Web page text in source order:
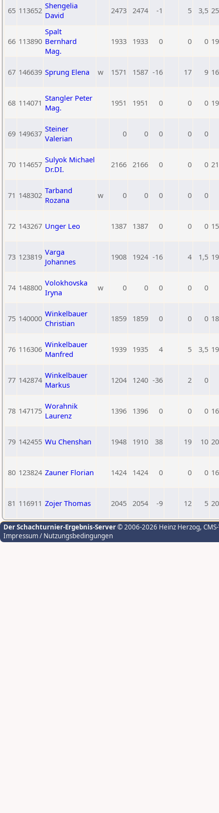
65 113652 Shengelia
David
2473 2474 -1 5 3,5
66 113890
Spalt
Bernhard
Mag.
1933 1933 0 0 0
67 146639 Sprung Elena w 1571 1587 -16 17 9
68 114071 Stangler Peter
Mag.
1951 1951 0 0 0
69 149637 Steiner
Valerian
0 0 0 0 0
70 114657 Sulyok Michael
Dr.DI.
2166 2166 0 0 0
71 148302 Tarband
Rozana
w 0 0 0 0 0
72 143267 Unger Leo 1387 1387 0 0 0
73 123819 Varga
Johannes
1908 1924 -16 4 1,5
74 148800 Volokhovska
Iryna
w 0 0 0 0 0
75 140000 Winkelbauer
Christian
1859 1859 0 0 0
76 116306 Winkelbauer
Manfred
1939 1935 4 5 3,5
77 142874 Winkelbauer
Markus
1204 1240 -36 2 0
78 147175 Worahnik
Laurenz
1396 1396 0 0 0
79 142455 Wu Chenshan 1948 1910 38 19 10
80 123824 Zauner Florian 1424 1424 0 0 0
81 116911 Zojer Thomas 2045 2054 -9 12 5
Der Schachturnier-Ergebnis-Server© 2006-2026 Heinz Herzog,
Impressum / Nutzungsbedingungen